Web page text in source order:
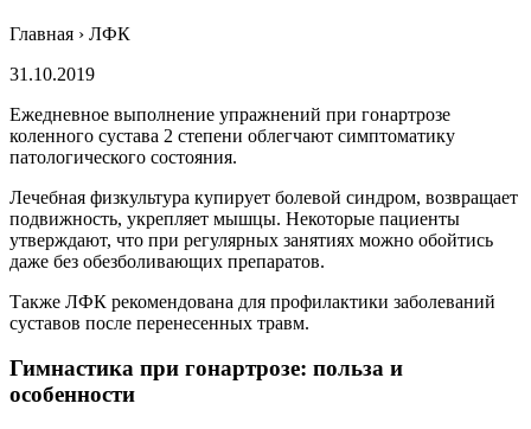
Главная › ЛФК
31.10.2019
Ежедневное выполнение упражнений при гонартрозе
коленного сустава 2 степени облегчают симптоматику
патологического состояния.
Лечебная физкультура купирует болевой синдром, возвращает
подвижность, укрепляет мышцы. Некоторые пациенты
утверждают, что при регулярных занятиях можно обойтись
даже без обезболивающих препаратов.
Также ЛФК рекомендована для профилактики заболеваний
суставов после перенесенных травм.
Гимнастика при гонартрозе: польза и
особенности